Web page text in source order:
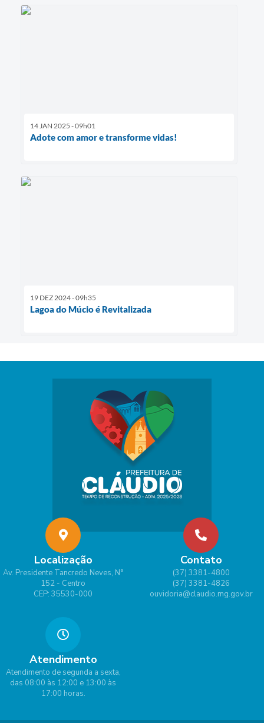
14 JAN 2025 - 09h01
Adote com amor e transforme vidas!
19 DEZ 2024 - 09h35
Lagoa do Múcio é Revitalizada
Localização
Av. Presidente Tancredo Neves, N°
152 - Centro
CEP: 35530-000
Contato
(37) 3381-4800
(37) 3381-4826
ouvidoria@claudio.mg.gov.br
Atendimento
Atendimento de segunda a sexta,
das 08:00 às 12:00 e 13:00 às
17:00 horas.